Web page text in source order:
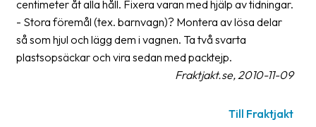
Om
företaget
Om
centimeter åt alla håll. Fixera varan med hjälp av tidningar.
- Stora föremål (tex. barnvagn)? Montera av lösa delar
så som hjul och lägg dem i vagnen. Ta två svarta
plastsopsäckar och vira sedan med packtejp.
Fraktjakt.se, 2010-11-09
Till Fraktjakt